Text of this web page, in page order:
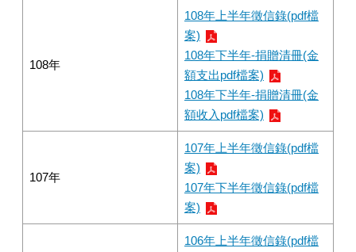
108年
108年上半年徵信錄(pdf檔
案)
108年下半年-捐贈清冊(金
額支出pdf檔案)
108年下半年-捐贈清冊(金
額收入pdf檔案)
107年
107年上半年徵信錄(pdf檔
案)
107年下半年徵信錄(pdf檔
案)
106年上半年徵信錄(pdf檔